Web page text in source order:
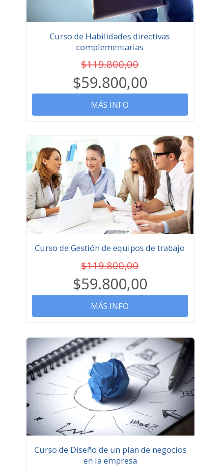
Curso de Habilidades directivas
complementarias
$119.800,00
$59.800,00
MÁS INFO
Curso de Gestión de equipos de trabajo
$119.800,00
$59.800,00
MÁS INFO
Curso de Diseño de un plan de negocios
en la empresa